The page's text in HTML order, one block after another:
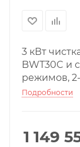
3 кВт
BWT30C и
режимов,
Подробности
1 149